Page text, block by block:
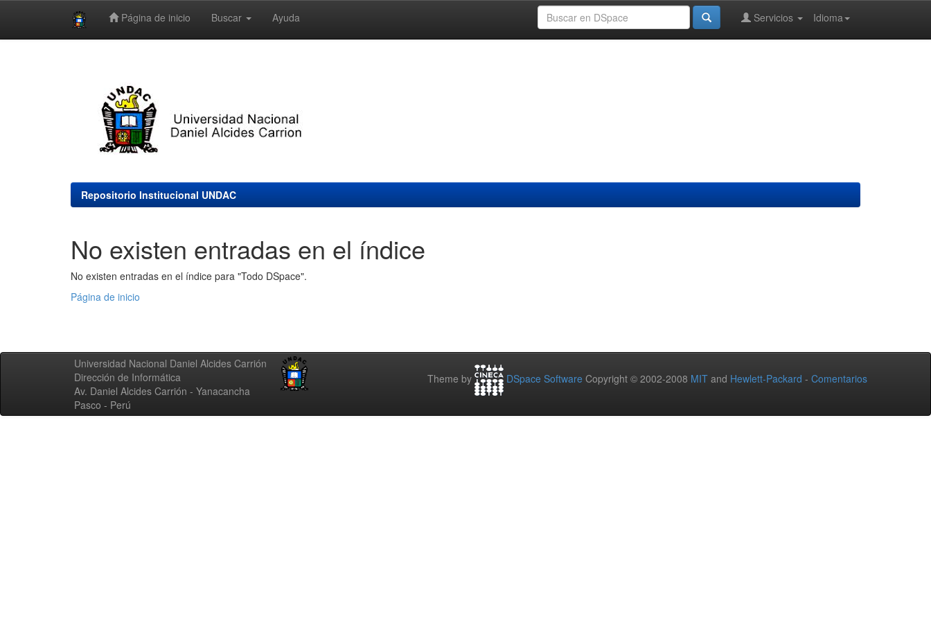
Página de inicio Buscar Ayuda Idioma
Servicios
Repositorio Institucional UNDAC
No existen entradas en el índice
No existen entradas en el índice para "Todo DSpace".
Página de inicio
Universidad Nacional Daniel Alcides Carrión
Dirección de Informática
Av. Daniel Alcides Carrión - Yanacancha
Pasco - Perú
Theme by DSpace Software Copyright © 2002-2008 MIT and Hewlett-Packard - Comentarios